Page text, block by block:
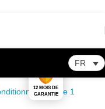
FR
iPhone 14 Pro
12 MOIS DE
GARANTIE